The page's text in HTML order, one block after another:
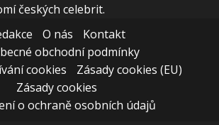
českých celebrit.
O nás
Kontakt
obchodní podmínky
cookies
Zásady cookies (EU)
Zásady cookies
o ochraně osobních údajů